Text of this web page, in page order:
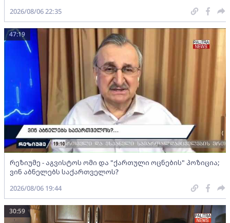
2026/08/06 22:35
რეზიუმე - აგვისტოს ომი და "ქართული ოცნების" პოზიცია;
ვინ აბნელებს საქართველოს?
47:19
2026/08/06 19:44
30:59